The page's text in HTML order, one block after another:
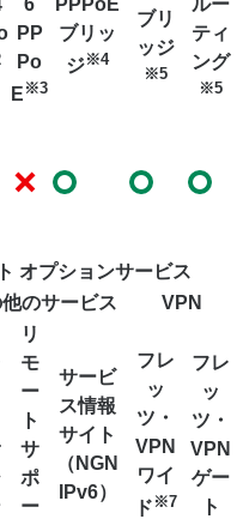
PP
Po
E ※3
ブリッ
ジ※4
ブリ
ッジ
※5
ティ
ング
※5
オプションサービス
のサービス VPN
リ
モ
ー
ト
サ
ポ
ー
サービ
ス情報
サイト
（NGN
IPv6）
フレ
ッ
ツ・
VPN
ワイ
ド ※7
フレ
ッ
ツ・
VPN
ゲー
ト